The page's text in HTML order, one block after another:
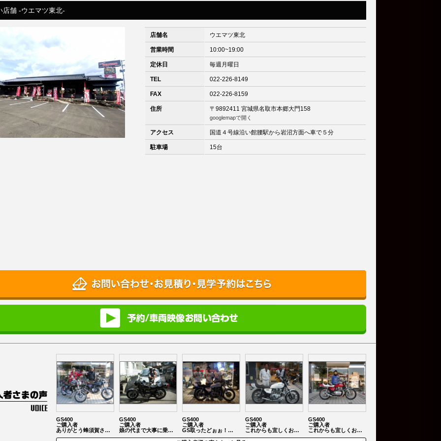
店舗 -ウエマツ東北-
店舗名 ウエマツ東北
営業時間 10:00~19:00
定休日 毎週月曜日
TEL 022-226-8149
FAX 022-226-8159
住所 〒9892411 宮城県名取市本郷大門158
googlemapで開く
アクセス 国道４号線沿い館腰駅から岩沼方面へ車で５分
駐車場 15台
GS400
ご購入者
ありがとう蜂須賀さ…
GS400
ご購入者
娘の代まで大事に乗…
GS400
ご購入者
GS取ったどぉぉ！…
GS400
ご購入者
これからも宜しくお…
GS400
ご購入者
これからも宜しくお…